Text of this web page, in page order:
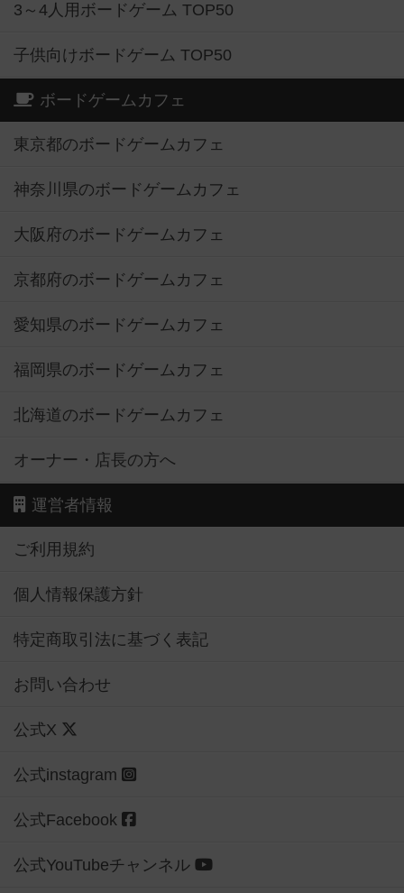
3～4人用ボードゲーム TOP50
子供向けボードゲーム TOP50
ボードゲームカフェ
東京都のボードゲームカフェ
神奈川県のボードゲームカフェ
大阪府のボードゲームカフェ
京都府のボードゲームカフェ
愛知県のボードゲームカフェ
福岡県のボードゲームカフェ
北海道のボードゲームカフェ
オーナー・店長の方へ
運営者情報
ご利用規約
個人情報保護方針
特定商取引法に基づく表記
お問い合わせ
公式X
公式instagram
公式Facebook
公式YouTubeチャンネル